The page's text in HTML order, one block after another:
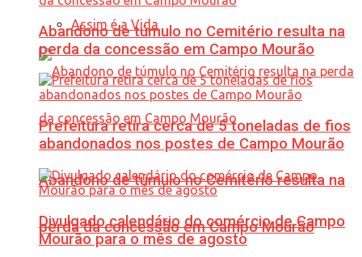
Assim é a Vida
Abandono de túmulo no Cemitério resulta na
perda da concessão em Campo Mourão
Abandono de túmulo no Cemitério resulta na
perda da concessão em Campo Mourão
Prefeitura retira cerca de 5 toneladas de fios
abandonados nos postes de Campo Mourão
Divulgado calendário do comércio de Campo
Mourão para o mês de agosto